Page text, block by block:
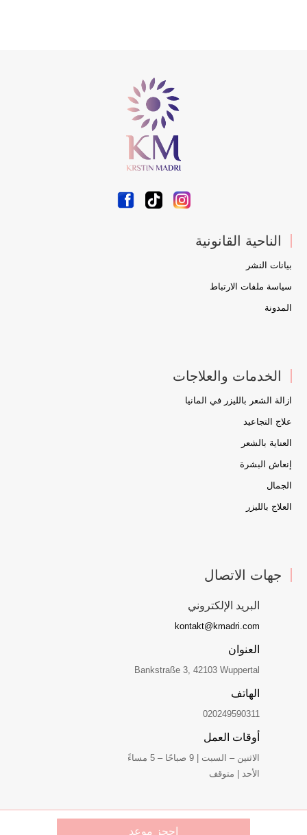
الناحية القانونية
بيانات النشر
سياسة ملفات الارتباط
المدونة
الخدمات والعلاجات
ازالة الشعر بالليزر في المانيا
علاج التجاعيد
العناية بالشعر
إنعاش البشرة
الجمال
العلاج بالليزر
جهات الاتصال
البريد الإلكتروني
kontakt@kmadri.com
العنوان
Bankstraße 3, 42103 Wuppertal
الهاتف
020249590311
أوقات العمل
الاثنين – السبت | 9 صباحًا – 5 مساءً
الأحد | متوقف
احجز موعد